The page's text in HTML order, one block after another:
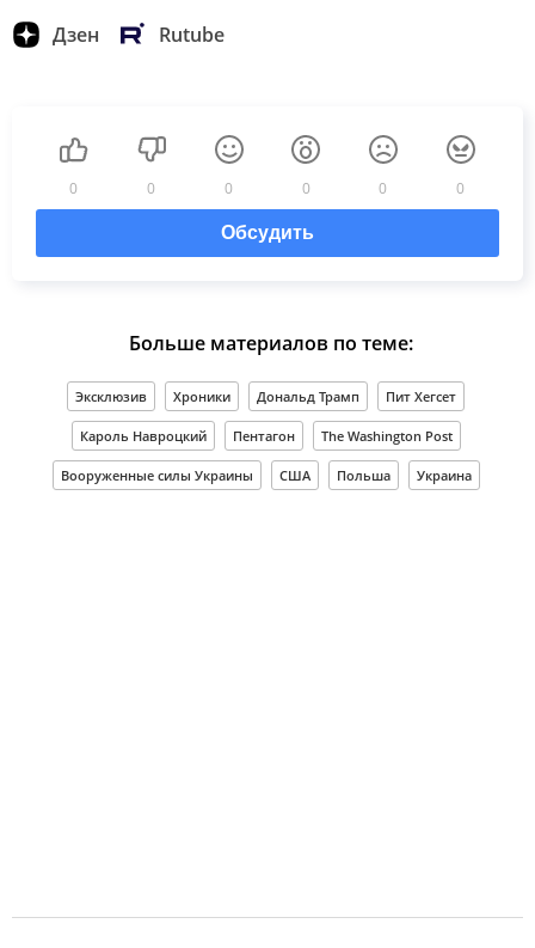
Дзен Rutube
0 0 0 0 0 0
Обсудить
Больше материалов по теме:
Эксклюзив Хроники Дональд Трамп Пит Хегсет
Кароль Навроцкий Пентагон The Washington Post
Вооруженные силы Украины США Польша Украина